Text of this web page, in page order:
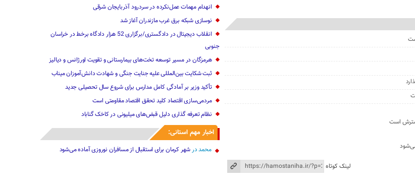
است
لینک کوتاه
انهدام مهمات عمل‌نکرده در سردرود آذربایجان شرقی
نوسازی شبکه برق غرب مازندران آغاز شد
انقلاب دیجیتال در دادگستری/برگزاری 52 هزار دادگاه برخط در خراسان
جنوبی
هرمزگان در مسیر توسعه تخت‌های بیمارستانی و تقویت اورژانس و دیالیز
ثبت شکایت بین‌المللی علیه جنایت جنگی و شهادت دانش‌آموزان میناب
تأکید وزیر بر آمادگی کامل مدارس برای شروع سال تحصیلی جدید
مردمی‌سازی اقتصاد کلید تحقق اقتصاد مقاومتی است
نظام تعرفه گذاری دلیل قبض‌های میلیونی در کاخک گناباد
اخبار مهم استانی:
محمددر شهر کرمان برای استقبال از مسافران نوروزی آماده می‌شود